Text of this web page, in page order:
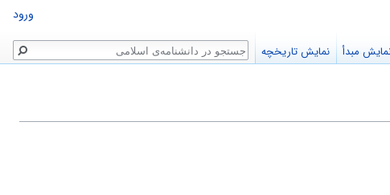
ورود
مبدأ نمایش تاریخچه جستجو